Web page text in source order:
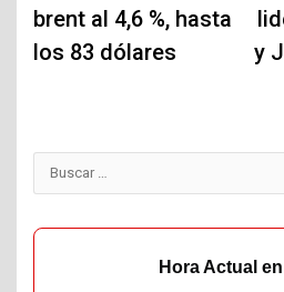
brent al 4,6 %, hasta
los 83 dólares
y
Buscar:
Hora Actual